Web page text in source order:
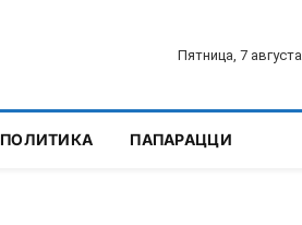
Пятница, 7 августа
ПОЛИТИКА ПАПАРАЦЦИ